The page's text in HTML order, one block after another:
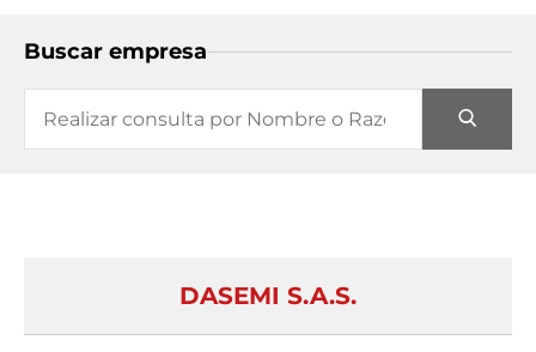
Buscar empresa
DASEMI S.A.S.